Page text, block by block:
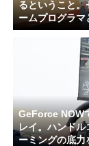
るということ。
ームプログラマ
GeForce NOW
レイ。ハンドル
ーミングの底力